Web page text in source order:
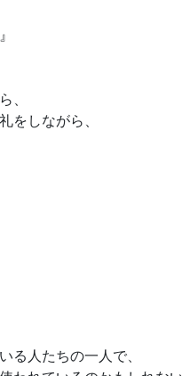
、
をしながら、
る人たちの一人で、